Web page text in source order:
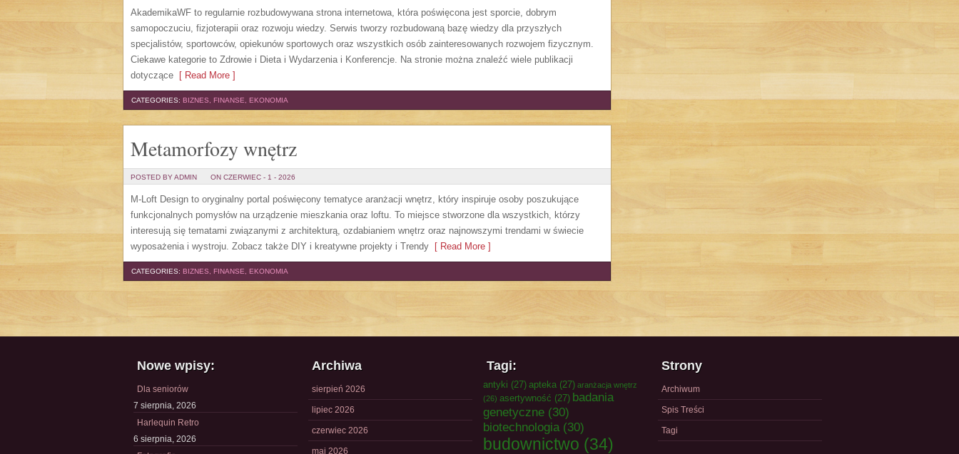
AkademikaWF to regularnie rozbudowywana strona internetowa, która poświęcona jest sporcie, dobrym
samopoczuciu, fizjoterapii oraz rozwoju wiedzy. Serwis tworzy rozbudowaną bazę wiedzy dla przyszłych
specjalistów, sportowców, opiekunów sportowych oraz wszystkich osób zainteresowanych rozwojem fizycznym.
Ciekawe kategorie to Zdrowie i Dieta i Wydarzenia i Konferencje. Na stronie można znaleźć wiele publikacji
dotyczące [ Read More ]
CATEGORIES: BIZNES, FINANSE, EKONOMIA
Metamorfozy wnętrz
POSTED BY ADMIN ON CZERWIEC - 1 - 2026
M-Loft Design to oryginalny portal poświęcony tematyce aranżacji wnętrz, który inspiruje osoby poszukujące
funkcjonalnych pomysłów na urządzenie mieszkania oraz loftu. To miejsce stworzone dla wszystkich, którzy
interesują się tematami związanymi z architekturą, ozdabianiem wnętrz oraz najnowszymi trendami w świecie
wyposażenia i wystroju. Zobacz także DIY i kreatywne projekty i Trendy [ Read More ]
CATEGORIES: BIZNES, FINANSE, EKONOMIA
Nowe wpisy:
Dla seniorów
7 sierpnia, 2026
Harlequin Retro
6 sierpnia, 2026
Archiwa
sierpień 2026
lipiec 2026
czerwiec 2026
maj 2026
Tagi:
antyki (27) apteka (27) aranżacja wnętrz
(26) asertywność (27) badania
genetyczne (30)
biotechnologia(30)
budownictwo (34)
Strony
Archiwum
Spis Treści
Tagi